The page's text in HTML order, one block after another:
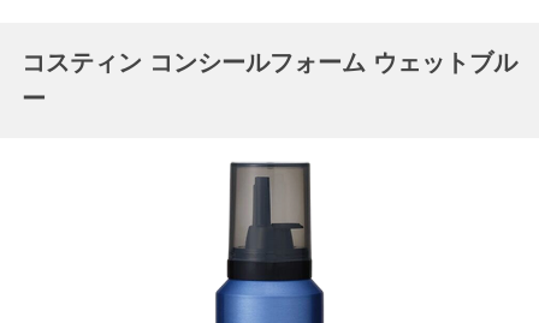
コスティン コンシールフォーム ウェットブル
ー